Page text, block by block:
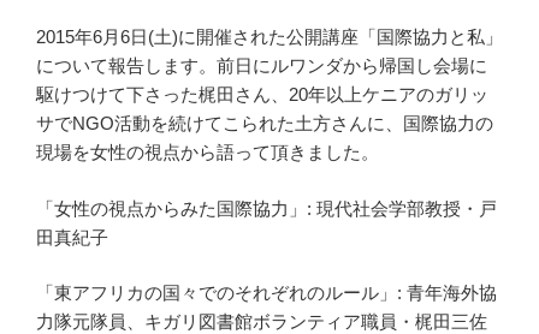
2015年6月6日(土)に開催された公開講座「国際協力と私」
について報告します。前日にルワンダから帰国し会場に
駆けつけて下さった梶田さん、20年以上ケニアのガリッ
サでNGO活動を続けてこられた土方さんに、国際協力の
現場を女性の視点から語って頂きました。
「女性の視点からみた国際協力」 : 現代社会学部教授・戸
田真紀子
「東アフリカの国々でのそれぞれのルール」 : 青年海外協
力隊元隊員、キガリ図書館ボランティア職員・梶田三佐